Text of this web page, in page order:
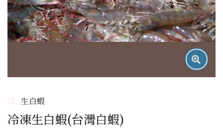
生白蝦
冷凍生白蝦(台灣白蝦)